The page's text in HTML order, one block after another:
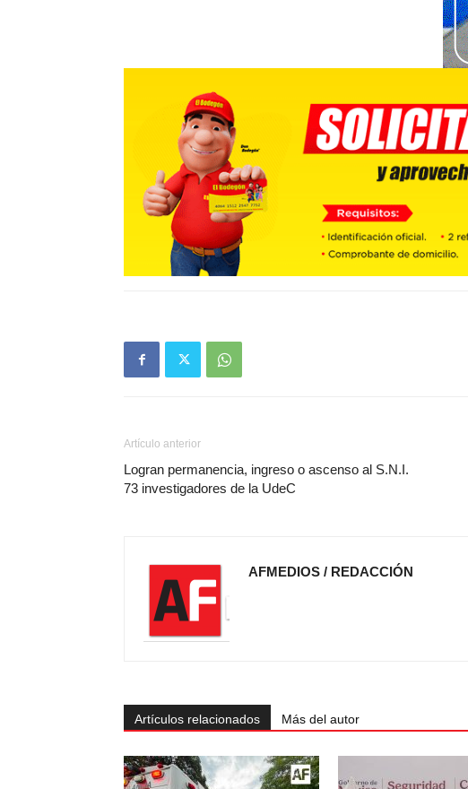
Artículo anterior
Logran permanencia, ingreso o ascenso al S.N.I.
73 investigadores de la UdeC
AFMEDIOS / REDACCIÓN
Artículos relacionados Más del autor